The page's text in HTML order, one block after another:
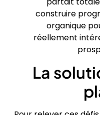
construire
organique
réellement
La